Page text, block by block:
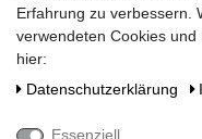
Social Media
Erfahrung zu verbessern.
verwendeten Cookies
hier:
Daten­schutz­erklärung
Essenziell